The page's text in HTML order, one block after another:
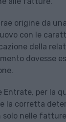
origine da
con le
della
dovesse
Entrate, per la
la corretta
solo nelle